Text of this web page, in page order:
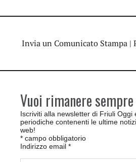
Invia un Comunicato Stampa |
Vuoi rimanere
Iscriviti alla newsletter di Friuli Oggi
periodiche contenenti le ultime
web!
* campo obbligatorio
Indirizzo email *